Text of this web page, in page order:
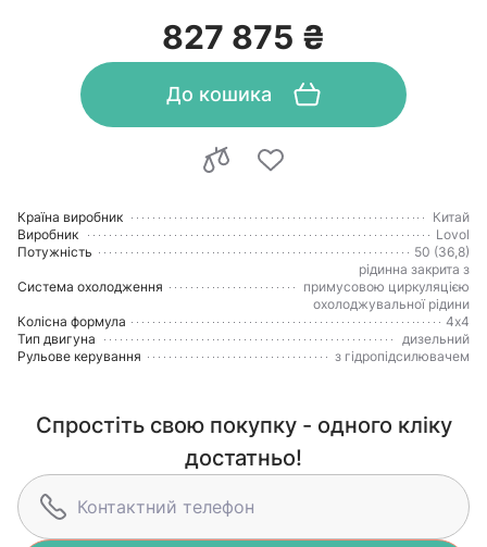
827 875 ₴
До кошика
Країна виробник
Китай
Виробник
Lovol
Потужність
50 (36,8)
Система охолодження
рідинна закрита з
примусовою циркуляцією
охолоджувальної рідини
Колісна формула
4х4
Тип двигуна
дизельний
Рульове керування
з гідропідсилювачем
Спростіть свою покупку - одного кліку
достатньо!